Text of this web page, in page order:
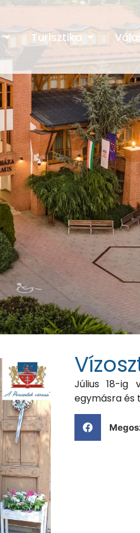
Turisztika
Július 18-ig
egymásra és